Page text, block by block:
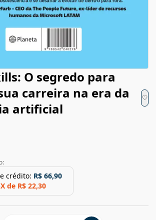
O segredo para
carreira na era da
artificial
crédito: R$ 66,90
X de R$ 22,30